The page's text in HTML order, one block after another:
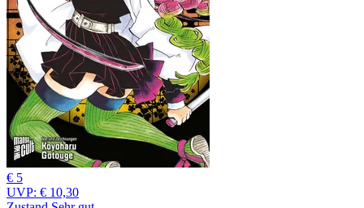
€ 5
UVP: € 10,30